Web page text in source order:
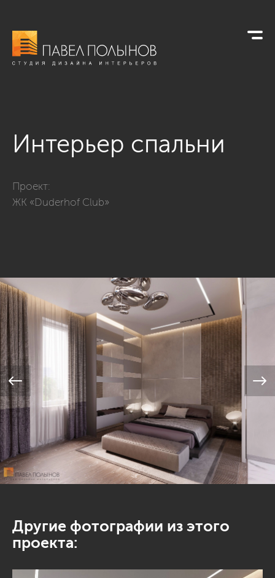
Интерьер спальни
Проект:
ЖК «Duderhof Club»
Другие фотографии из этого
проекта: